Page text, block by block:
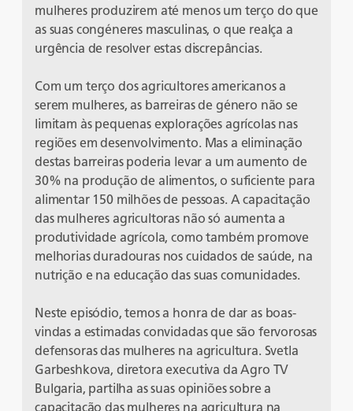
mulheres produzirem até menos um terço do que
as suas congéneres masculinas, o que realça a
urgência de resolver estas discrepâncias.
Com um terço dos agricultores americanos a
serem mulheres, as barreiras de género não se
limitam às pequenas explorações agrícolas nas
regiões em desenvolvimento. Mas a eliminação
destas barreiras poderia levar a um aumento de
30% na produção de alimentos, o suficiente para
alimentar 150 milhões de pessoas. A capacitação
das mulheres agricultoras não só aumenta a
produtividade agrícola, como também promove
melhorias duradouras nos cuidados de saúde, na
nutrição e na educação das suas comunidades.
Neste episódio, temos a honra de dar as boas-
vindas a estimadas convidadas que são fervorosas
defensoras das mulheres na agricultura. Svetla
Garbeshkova, diretora executiva da Agro TV
Bulgaria, partilha as suas opiniões sobre a
capacitação das mulheres na agricultura na